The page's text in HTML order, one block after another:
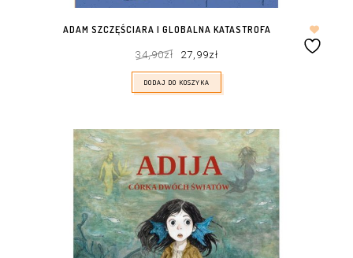
ADAM SZCZĘŚCIARA I GLOBALNA KATASTROFA
34,90zł cena
wynosiła:
34,90zł.
27,99złcena
27,99zł.
DODAJ DO KOSZYKA